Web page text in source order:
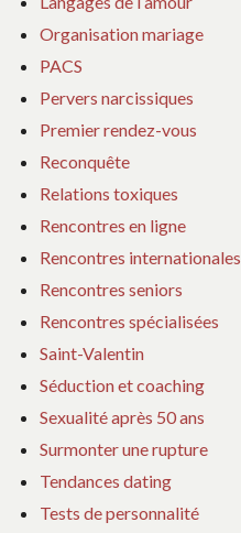
Organisation mariage
PACS
Pervers narcissiques
Premier rendez-vous
Reconquête
Relations toxiques
Rencontres en ligne
Rencontres internationales
Rencontres seniors
Rencontres spécialisées
Saint-Valentin
Séduction et coaching
Sexualité après 50 ans
Surmonter une rupture
Tendances dating
Tests de personnalité